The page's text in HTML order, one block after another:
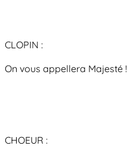
CLOPIN :
On vous appellera Majesté !
CHOEUR :